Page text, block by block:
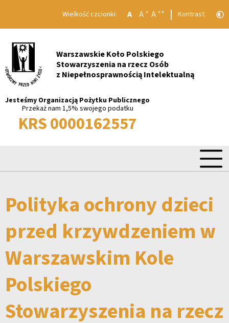
Wielkość czcionki: A A+ A++ | Kontrast:
Warszawskie Koło Polskiego
Stowarzyszenia na rzecz Osób
z Niepełnosprawnością Intelektualną
Jesteśmy Organizacją Pożytku Publicznego
Przekaż nam 1,5% swojego podatku
KRS 0000162557
Polityka ochrony dzieci
przed krzywdzeniem w
Warszawskim Kole
Polskiego
Stowarzyszenia na rzecz